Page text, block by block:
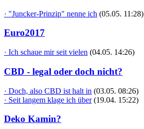
· "Juncker-Prinzip" nenne ich (05.05. 11:28)
Euro2017
· Ich schaue mir seit vielen (04.05. 14:26)
CBD - legal oder doch nicht?
· Doch, also CBD ist halt in (03.05. 08:26)
· Seit langem klage ich über (19.04. 15:22)
Deko Kamin?